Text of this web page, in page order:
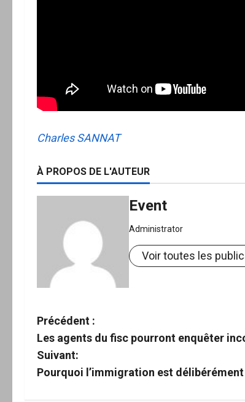
Charles SANNAT
À PROPOS DE L'AUTEUR
Event
Administrator
Voir toutes les
N
a
v
Précédent :
Les agents du fisc pourront enquêter
Suivant:
Pourquoi l’immigration est